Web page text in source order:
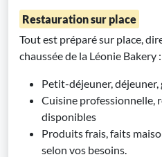
Restauration sur place
Tout est préparé sur place,
chaussée de la Léonie Bakery :
Petit-déjeuner, déjeuner,
Cuisine professionnelle,
disponibles
Produits frais, faits
selon vos besoins.